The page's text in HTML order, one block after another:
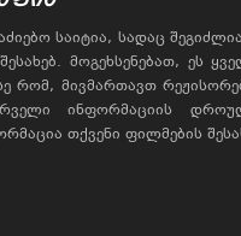
საიტია, სადაც
მოგეხსენებათ, ეს
რომ, მივმართავთ
ინფორმაციის
თქვენი ფილმების